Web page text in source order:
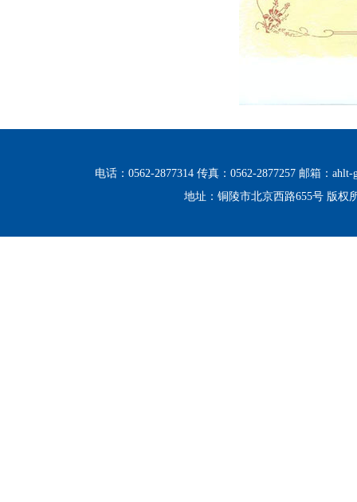
电话：0562-2877314 传真：0562-2877257 邮箱：
地址：铜陵市北京西路655号 版权